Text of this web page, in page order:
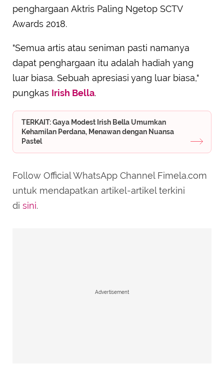
penghargaan Aktris Paling Ngetop SCTV
Awards 2018.
"Semua artis atau seniman pasti namanya
dapat penghargaan itu adalah hadiah yang
luar biasa. Sebuah apresiasi yang luar biasa,"
pungkas Irish Bella.
TERKAIT: Gaya Modest Irish Bella Umumkan
Kehamilan Perdana, Menawan dengan Nuansa
Pastel
Follow Official WhatsApp Channel Fimela.com
untuk mendapatkan artikel-artikel terkini
di sini.
Advertisement